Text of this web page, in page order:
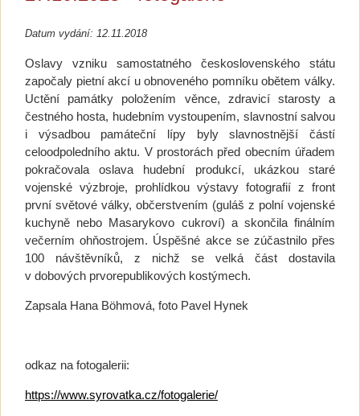
Datum vydání: 12.11.2018
Oslavy vzniku samostatného československého státu
započaly pietní akcí u obnoveného pomníku obětem války.
Uctění památky položením věnce, zdravicí starosty a
čestného hosta, hudebním vystoupením, slavnostní salvou
i výsadbou památeční lípy byly slavnostnější částí
celoodpoledního aktu. V prostorách před obecním úřadem
pokračovala oslava hudební produkcí, ukázkou staré
vojenské výzbroje, prohlídkou výstavy fotografií z front
první světové války, občerstvením (guláš z polní vojenské
kuchyně nebo Masarykovo cukroví) a skončila finálním
večerním ohňostrojem. Úspěšné akce se zúčastnilo přes
100 návštěvníků, z nichž se velká část dostavila
v dobových prvorepublikových kostýmech.
Zapsala Hana Böhmová, foto Pavel Hynek
odkaz na fotogalerii:
https://www.syrovatka.cz/fotogalerie/